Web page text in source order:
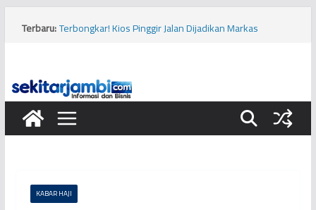
Terbaru:Terbongkar! Kios Pinggir Jalan Dijadikan Markas
Viral! Diduga Siswa Sekolah Rakyat di Kota Jambi
Keracunan Makanan
Musim Kemarau, PERUMDA Tirta Mayang Kurangi
Produksi Air Bersih
Tragis, Dua Bocah Diserang Buaya di Kabupaten Tanjung
KABAR HAJI